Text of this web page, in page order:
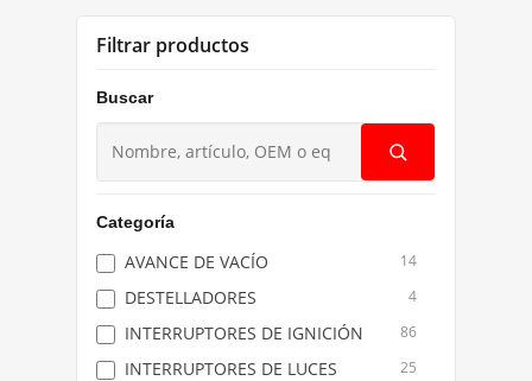
Filtrar productos
Buscar
Categoría
AVANCE DE VACÍO 14
DESTELLADORES 4
INTERRUPTORES DE IGNICIÓN 86
INTERRUPTORES DE LUCES 25